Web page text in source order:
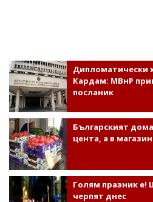
Дипломатически
Кардам: МВнР
посланик
Българският
цента, а в
Голям празник е!
черпят днес